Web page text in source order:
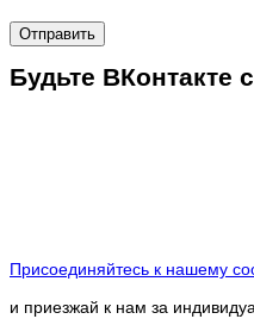
Отправить
Будьте ВКонтакте
Присоединяйтесь к нашему
и приезжай к нам за